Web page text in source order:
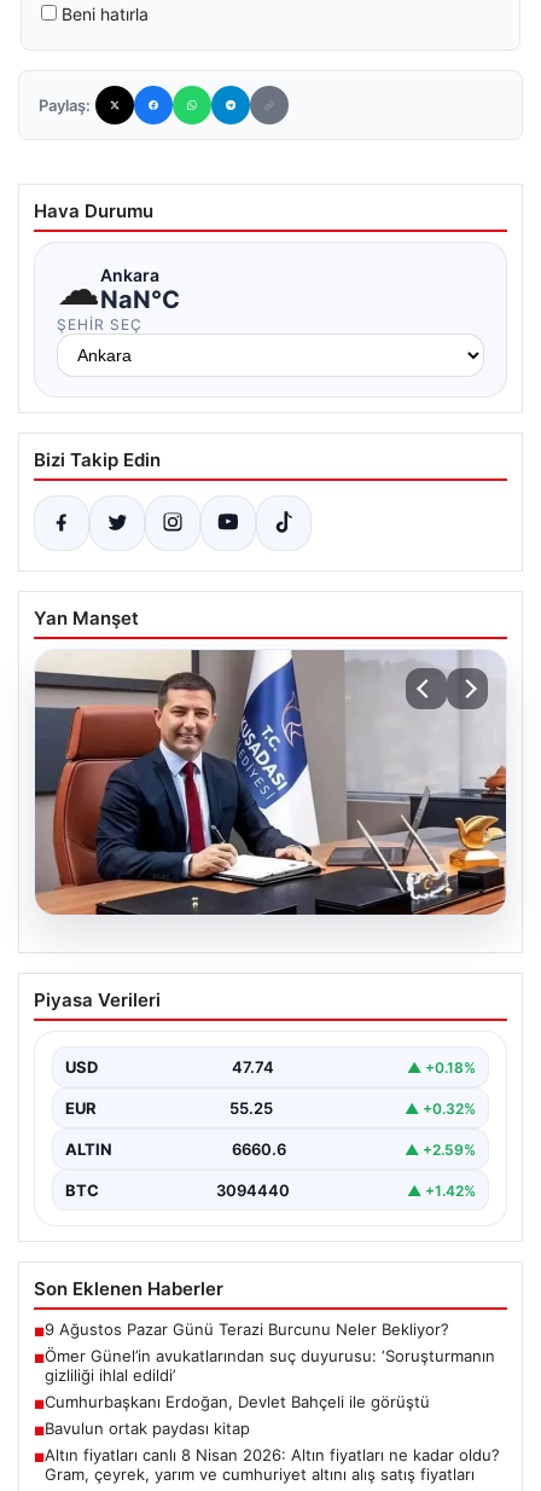
Beni hatırla
Paylaş:
Hava Durumu
☁Ankara
NaN°C
ŞEHIR SEÇ
Bizi Takip Edin
Yan Manşet
07.08.2026
Ömer Günel’in avukatlarından suç
duyurusu: ‘Soruşturmanın gizliliği ihlal
Piyasa Verileri
USD 47.74 ▲ +0.18%
EUR 55.25 ▲ +0.32%
ALTIN 6660.6 ▲ +2.59%
BTC 3094440 ▲ +1.42%
Son Eklenen Haberler
■9 Ağustos Pazar Günü Terazi Burcunu Neler Bekliyor?
■Ömer Günel’in avukatlarından suç duyurusu: ‘Soruşturmanın
gizliliği ihlal edildi’
■Cumhurbaşkanı Erdoğan, Devlet Bahçeli ile görüştü
■Bavulun ortak paydası kitap
■Altın fiyatları canlı 8 Nisan 2026: Altın fiyatları ne kadar oldu?
Gram, çeyrek, yarım ve cumhuriyet altını alış satış fiyatları